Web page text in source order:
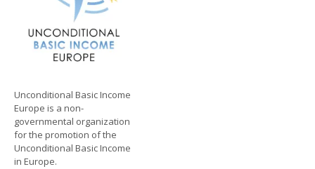
Unconditional Basic Income
Europe is a non-
governmental organization
for the promotion of the
Unconditional Basic Income
in Europe.